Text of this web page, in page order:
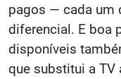
pagos — cada um
diferencial. E boa
disponíveis
que substitui a